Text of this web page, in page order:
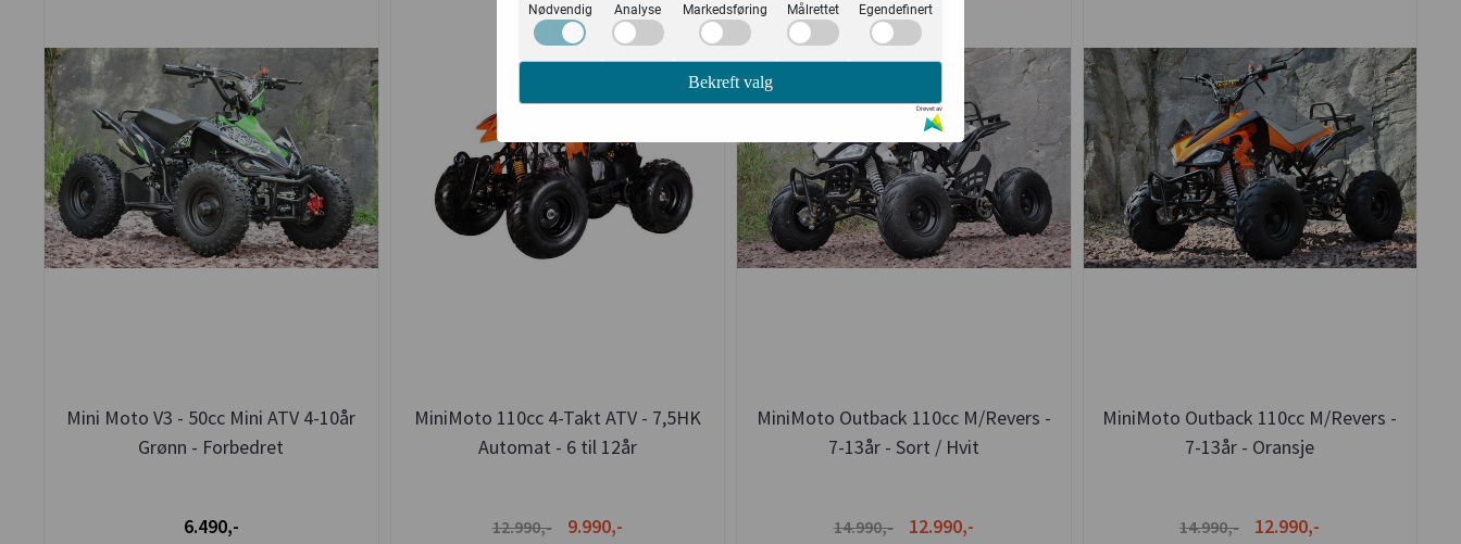
Mini Moto V3 - 50cc Mini ATV 4-10år
Grønn - Forbedret
6.490,-
MiniMoto 110cc 4-Takt ATV - 7,5HK
Automat - 6 til 12år
12.990,- 9.990,-
MiniMoto Outback 110cc M/Revers -
7-13år - Sort / Hvit
14.990,- 12.990,-
MiniMoto Outback 110cc M/Revers -
7-13år - Oransje
14.990,- 12.990,-
Nødvendig Analyse Markedsføring Målrettet Egendefinert
Bekreft valg
Drevet av